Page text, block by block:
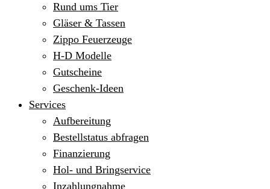
Rund ums Tier
Gläser & Tassen
Zippo Feuerzeuge
H-D Modelle
Gutscheine
Geschenk-Ideen
Services
Aufbereitung
Bestellstatus abfragen
Finanzierung
Hol- und Bringservice
Inzahlungnahme